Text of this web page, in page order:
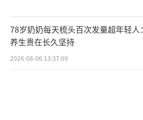
78岁奶奶每天梳头百次发量超年轻人：
养生贵在长久坚持
2026-08-06 13:37:09